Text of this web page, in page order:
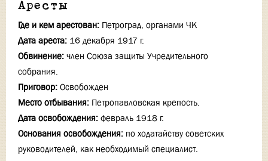
Аресты
Где и кем арестован: Петроград, органами ЧК
Дата ареста: 16 декабря 1917 г.
Обвинение: член Союза защиты Учредительного
собрания.
Приговор: Освобожден
Место отбывания: Петропавловская крепость.
Дата освобождения: февраль 1918 г.
Основания освобождения: по ходатайству советских
руководителей, как необходимый специалист.